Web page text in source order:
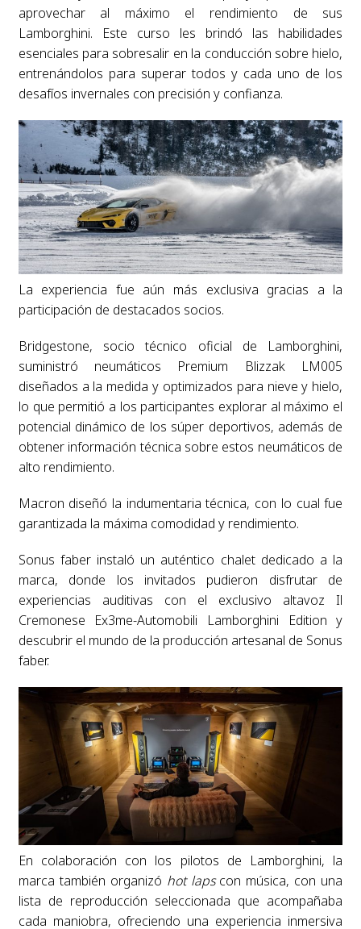
aprovechar al máximo el rendimiento de sus
Lamborghini. Este curso les brindó las habilidades
esenciales para sobresalir en la conducción sobre hielo,
entrenándolos para superar todos y cada uno de los
desafíos invernales con precisión y confianza.
La experiencia fue aún más exclusiva gracias a la
participación de destacados socios.
Bridgestone, socio técnico oficial de Lamborghini,
suministró neumáticos Premium Blizzak LM005
diseñados a la medida y optimizados para nieve y hielo,
lo que permitió a los participantes explorar al máximo el
potencial dinámico de los súper deportivos, además de
obtener información técnica sobre estos neumáticos de
alto rendimiento.
Macron diseñó la indumentaria técnica, con lo cual fue
garantizada la máxima comodidad y rendimiento.
Sonus faber instaló un auténtico chalet dedicado a la
marca, donde los invitados pudieron disfrutar de
experiencias auditivas con el exclusivo altavoz Il
Cremonese Ex3me-Automobili Lamborghini Edition y
descubrir el mundo de la producción artesanal de Sonus
faber.
En colaboración con los pilotos de Lamborghini, la
marca también organizó hot lapscon música, con una
lista de reproducción seleccionada que acompañaba
cada maniobra, ofreciendo una experiencia inmersiva